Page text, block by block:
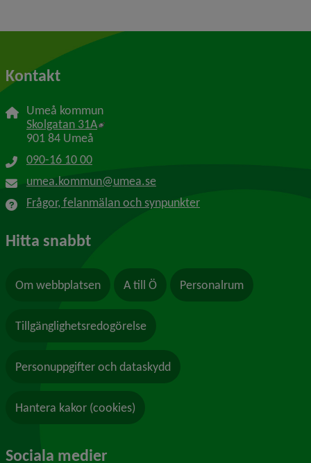
Kontakt
Umeå kommun
Skolgatan 31A Länk till annan webbplats, öppnas i nytt
901 84 Umeå
090-16 10 00
umea.kommun@umea.se
Frågor, felanmälan och synpunkter
Hitta snabbt
Om webbplatsen A till Ö Personalrum
Tillgänglighetsredogörelse
Personuppgifter och dataskydd
Hantera kakor (cookies)
Sociala medier